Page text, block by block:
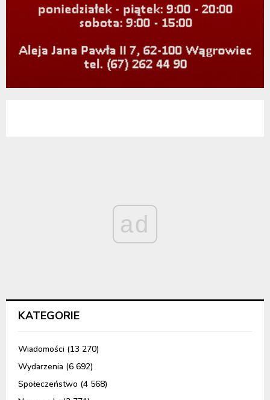
ad
KATEGORIE
Wiadomości (13 270)
Wydarzenia (6 692)
Społeczeństwo (4 568)